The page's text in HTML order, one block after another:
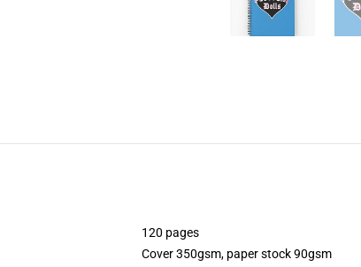
120 pages
Cover 350gsm, paper stock 90gsm